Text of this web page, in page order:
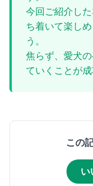
今回ご紹介し
ち着いて楽し
う。
焦らず、愛犬
ていくことが成
この
い